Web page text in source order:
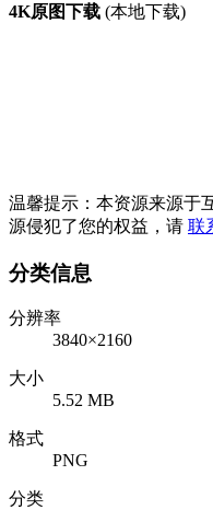
4K原图下载 (本地下载)
温馨提示：本资源来源于
源侵犯了您的权益，请 联
分类信息
分辨率
3840×2160
大小
5.52 MB
格式
PNG
分类